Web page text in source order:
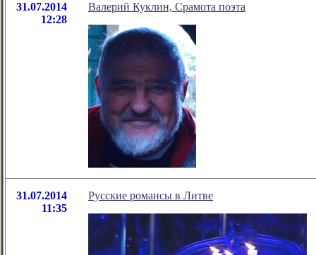
31.07.2014
12:28
Валерий Куклин, Срамота поэта
31.07.2014
11:35
Русские романсы в Литве